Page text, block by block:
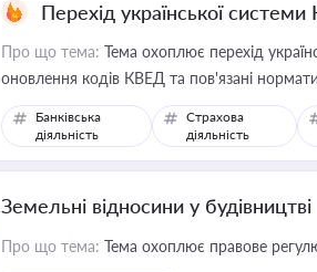
Перехід української
Про що тема: Тема охоплює перехід
оновлення кодів КВЕД та пов'язані
Банківська
діяльність
Страхова
діяльність
Земельні відносини у будівництві
Про що тема: Тема охоплює правове